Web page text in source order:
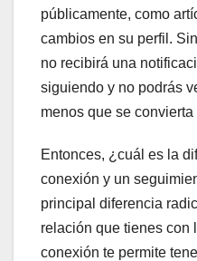
públicamente, como
cambios en su perfil.
no recibirá una
siguiendo y no podrás
menos que se
Entonces, ¿cuál es la
conexión y un
principal diferencia
relación que tienes con
conexión te permite